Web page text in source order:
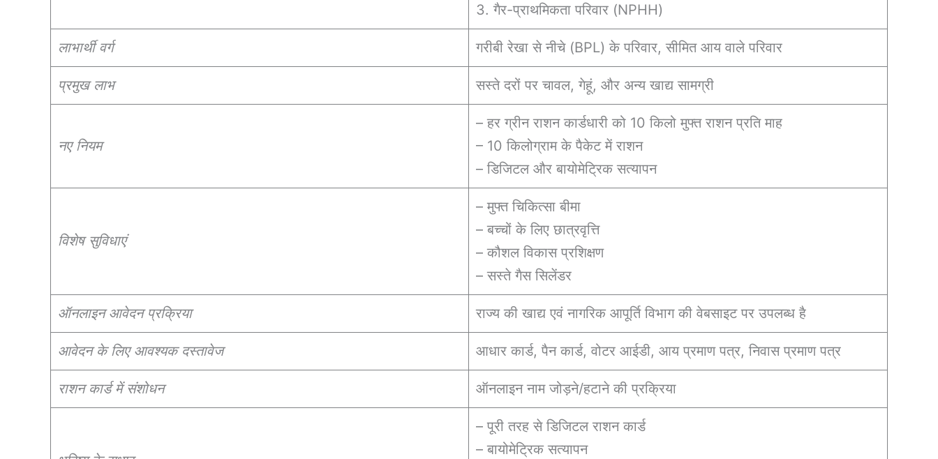
3. गैर-प्राथमिकता परिवार (NPHH)
लाभार्थी वर्ग गरीबी रेखा से नीचे (BPL) के परिवार, सीमित आय वाले परिवार
प्रमुख लाभ सस्ते दरों पर चावल, गेहूं, और अन्य खाद्य सामग्री
नए नियम
– हर ग्रीन राशन कार्डधारी को 10 किलो मुफ्त राशन प्रति माह
– 10 किलोग्राम के पैकेट में राशन
– डिजिटल और बायोमेट्रिक सत्यापन
विशेष सुविधाएं
– मुफ्त चिकित्सा बीमा
– बच्चों के लिए छात्रवृत्ति
– कौशल विकास प्रशिक्षण
– सस्ते गैस सिलेंडर
ऑनलाइन आवेदन प्रक्रिया राज्य की खाद्य एवं नागरिक आपूर्ति विभाग की वेबसाइट पर उपलब्ध है
आवेदन के लिए आवश्यक दस्तावेज आधार कार्ड, पैन कार्ड, वोटर आईडी, आय प्रमाण पत्र, निवास प्रमाण पत्र
राशन कार्ड में संशोधन ऑनलाइन नाम जोड़ने/हटाने की प्रक्रिया
– पूरी तरह से डिजिटल राशन कार्ड
– बायोमेट्रिक सत्यापन